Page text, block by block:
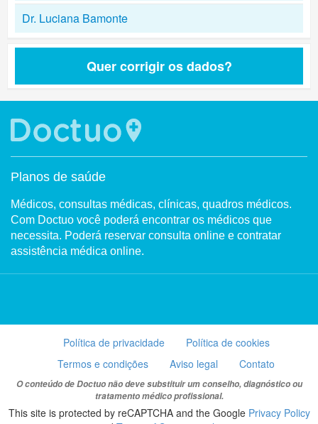
Dr. Luciana Bamonte
Quer corrigir os dados?
Planos de saúde
Médicos, consultas médicas, clínicas, quadros médicos.
Com Doctuo você poderá encontrar os médicos que
necessita. Poderá reservar consulta online e contratar
assistência médica online.
Política de privacidade
Política de cookies
Termos e condições
Aviso legal Contato
O conteúdo de Doctuo não deve substituir um conselho, diagnóstico ou
tratamento médico profissional.
This site is protected by reCAPTCHA and the Google Privacy Policy